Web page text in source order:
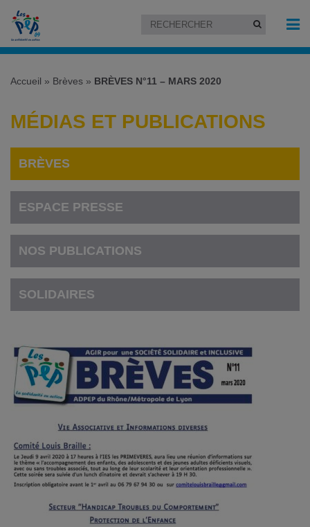
Accueil » Brèves » BRÈVES N°11 – MARS 2020
MÉDIAS ET PUBLICATIONS
BRÈVES
ESPACE PRESSE
NOS PUBLICATIONS
SOLIDAIRES